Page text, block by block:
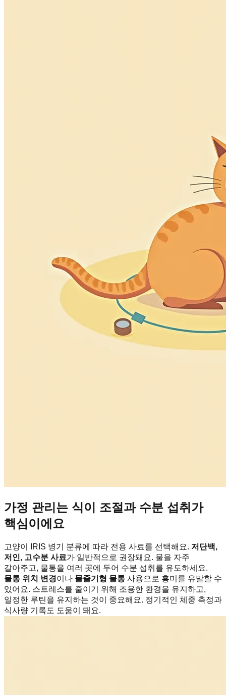
가정 관리는 식이 조절과 수분 섭취가
핵심이에요
고양이 IRIS 병기 분류에 따라 전용 사료를 선택해요. 저단백,
저인, 고수분 사료가 일반적으로 권장돼요. 물을 자주
갈아주고, 물통을 여러 곳에 두어 수분 섭취를 유도하세요.
물통 위치 변경이나 물줄기형 물통 사용으로 흥미를 유발할 수
있어요. 스트레스를 줄이기 위해 조용한 환경을 유지하고,
일정한 루틴을 유지하는 것이 중요해요. 정기적인 체중 측정과
식사량 기록도 도움이 돼요.